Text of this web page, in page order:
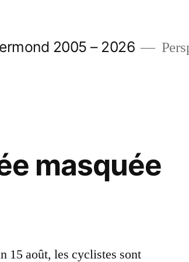
2005 – 2026
masquée
15 août, les cyclistes sont